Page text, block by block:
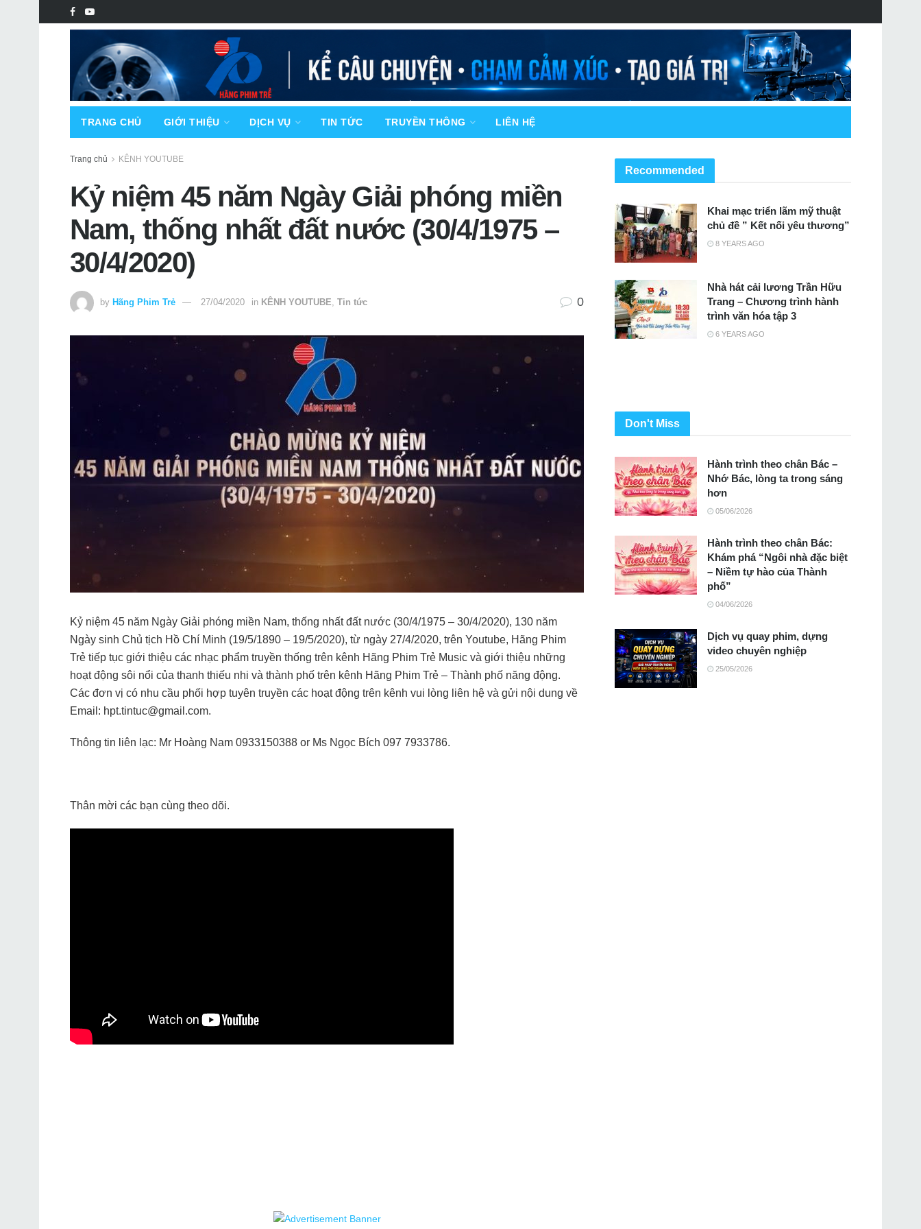
TRANG CHỦ GIỚI THIỆU DỊCH VỤ TIN TỨC TRUYỀN THÔNG LIÊN HỆ
Trang chủ KÊNH YOUTUBE
Kỷ niệm 45 năm Ngày Giải phóng miền
Nam, thống nhất đất nước (30/4/1975 –
30/4/2020)
by Hãng Phim Trẻ 27/04/2020 in KÊNH YOUTUBE Tin tức 0
Kỷ niệm 45 năm Ngày Giải phóng miền Nam, thống nhất đất nước (30/4/1975 – 30/4/2020), 130 năm
Ngày sinh Chủ tịch Hồ Chí Minh (19/5/1890 – 19/5/2020), từ ngày 27/4/2020, trên Youtube, Hãng Phim
Trẻ tiếp tục giới thiệu các nhạc phẩm truyền thống trên kênh Hãng Phim Trẻ Music và giới thiệu những
hoạt động sôi nổi của thanh thiếu nhi và thành phố trên kênh Hãng Phim Trẻ – Thành phố năng động.
Các đơn vị có nhu cầu phối hợp tuyên truyền các hoạt động trên kênh vui lòng liên hệ và gửi nội dung về
Email: hpt.tintuc@gmail.com.
Thông tin liên lạc: Mr Hoàng Nam 0933150388 or Ms Ngọc Bích ‭097 7933786‬.
Thân mời các bạn cùng theo dõi.
Recommended
Khai mạc triển lãm mỹ thuật
chủ đề ” Kết nối yêu thương”
8 YEARS AGO
Nhà hát cải lương Trần Hữu
Trang – Chương trình hành
trình văn hóa tập 3
6 YEARS AGO
Don't Miss
Hành trình theo chân Bác –
Nhớ Bác, lòng ta trong sáng
hơn
05/06/2026
Hành trình theo chân Bác:
Khám phá “Ngôi nhà đặc biệt
– Niềm tự hào của Thành
phố”
04/06/2026
Dịch vụ quay phim, dựng
video chuyên nghiệp
25/05/2026